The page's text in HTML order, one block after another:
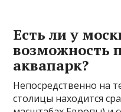
Есть ли у
возможность
аквапарк?
Непосредственно на
столицы находится